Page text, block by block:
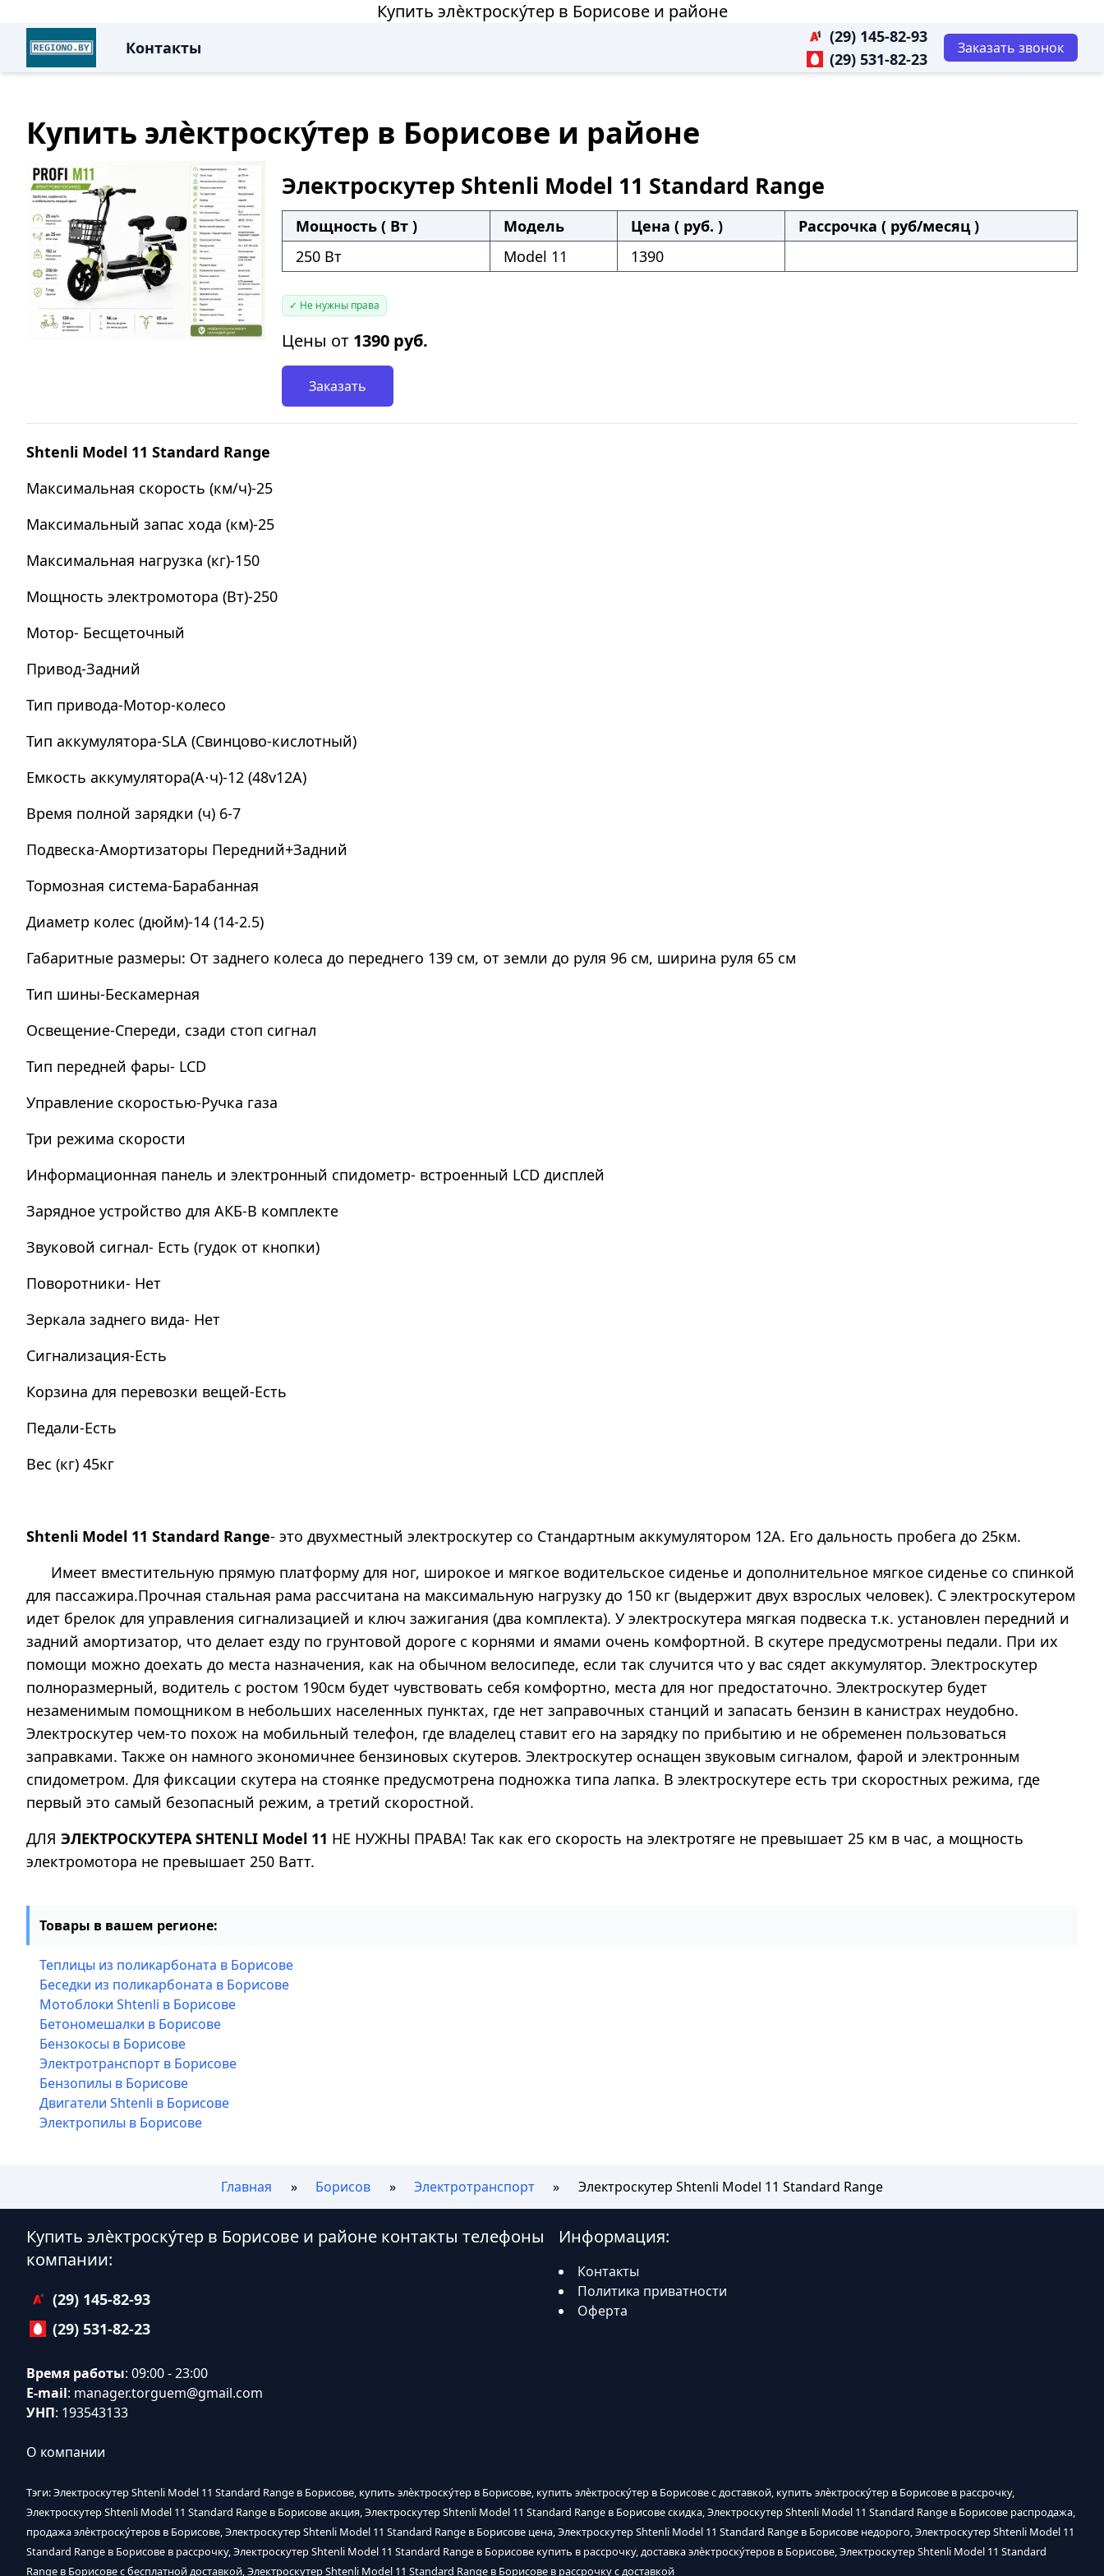
Купить элѐктроску́тер в Борисове и районе
Контакты
(29) 145-82-93
(29) 531-82-23
Заказать звонок
Купить элѐктроску́тер в Борисове и районе
Электроскутер Shtenli Model 11 Standard Range
Мощность ( Вт ) Модель Цена ( руб. )
Рассрочка ( руб/месяц )
250 Вт
Model 11 1390
✓ Не нужны права
Цены от 1390 руб.
Заказать
Shtenli Model 11 Standard Range
Максимальная скорость (км/ч)-25
Максимальный запас хода (км)-25
Максимальная нагрузка (кг)-150
Мощность электромотора (Вт)-250
Мотор- Бесщеточный
Привод-Задний
Тип привода-Мотор-колесо
Тип аккумулятора-SLA (Свинцово-кислотный)
Емкость аккумулятора(А⋅ч)-12 (48v12A)
Время полной зарядки (ч) 6-7
Подвеска-Амортизаторы Передний+Задний
Тормозная система-Барабанная
Диаметр колес (дюйм)-14 (14-2.5)
Габаритные размеры: От заднего колеса до переднего 139 см, от земли до руля 96 см, ширина руля 65 см
Тип шины-Бескамерная
Освещение-Спереди, сзади стоп сигнал
Тип передней фары- LСD
Управление скоростью-Ручка газа
Три режима скорости
Информационная панель и электронный спидометр- встроенный LСD дисплей
Зарядное устройство для АКБ-В комплекте
Звуковой сигнал- Есть (гудок от кнопки)
Поворотники- Нет
Зеркала заднего вида- Нет
Сигнализация-Есть
Корзина для перевозки вещей-Есть
Педали-Есть
Вес (кг) 45кг
Shtenli Model 11 Standard Range- это двухместный электроскутер со Стандартным аккумулятором 12А. Его дальность пробега до 25км.
Имеет вместительную прямую платформу для ног, широкое и мягкое водительское сиденье и дополнительное мягкое сиденье со спинкой
для пассажира.Прочная стальная рама рассчитана на максимальную нагрузку до 150 кг (выдержит двух взрослых человек). С электроскутером
идет брелок для управления сигнализацией и ключ зажигания (два комплекта). У электроскутера мягкая подвеска т.к. установлен передний и
задний амортизатор, что делает езду по грунтовой дороге с корнями и ямами очень комфортной. В скутере предусмотрены педали. При их
помощи можно доехать до места назначения, как на обычном велосипеде, если так случится что у вас сядет аккумулятор. Электроскутер
полноразмерный, водитель с ростом 190см будет чувствовать себя комфортно, места для ног предостаточно. Электроскутер будет
незаменимым помощником в небольших населенных пунктах, где нет заправочных станций и запасать бензин в канистрах неудобно.
Электроскутер чем-то похож на мобильный телефон, где владелец ставит его на зарядку по прибытию и не обременен пользоваться
заправками. Также он намного экономичнее бензиновых скутеров. Электроскутер оснащен звуковым сигналом, фарой и электронным
спидометром. Для фиксации скутера на стоянке предусмотрена подножка типа лапка. В электроскутере есть три скоростных режима, где
первый это самый безопасный режим, а третий скоростной.
ДЛЯ ЭЛЕКТРОСКУТЕРА SHTENLI Model 11 НЕ НУЖНЫ ПРАВА! Так как его скорость на электротяге не превышает 25 км в час, а мощность
электромотора не превышает 250 Ватт.
Товары в вашем регионе:
Теплицы из поликарбоната в Борисове
Беседки из поликарбоната в Борисове
Мотоблоки Shtenli в Борисове
Бетономешалки в Борисове
Бензокосы в Борисове
Электротранспорт в Борисове
Бензопилы в Борисове
Двигатели Shtenli в Борисове
Электропилы в Борисове
Главная Борисов Электротранспорт Электроскутер Shtenli Model 11 Standard Range
Купить элѐктроску́тер в Борисове и районе контакты телефоны
компании:
(29) 145-82-93
(29) 531-82-23
Время работы: 09:00 - 23:00
E-mail: manager.torguem@gmail.com
УНП: 193543133
О компании
Информация:
Контакты
Политика приватности
Оферта
Тэги: Электроскутер Shtenli Model 11 Standard Range в Борисове, купить элѐктроску́тер в Борисове, купить элѐктроску́тер в Борисове с доставкой, купить элѐктроску́тер в Борисове в рассрочку,
Электроскутер Shtenli Model 11 Standard Range в Борисове акция, Электроскутер Shtenli Model 11 Standard Range в Борисове скидка, Электроскутер Shtenli Model 11 Standard Range в Борисове распродажа,
продажа элѐктроску́теров в Борисове, Электроскутер Shtenli Model 11 Standard Range в Борисове цена, Электроскутер Shtenli Model 11 Standard Range в Борисове недорого, Электроскутер Shtenli Model 11
Standard Range в Борисове в рассрочку, Электроскутер Shtenli Model 11 Standard Range в Борисове купить в рассрочку, доставка элѐктроску́теров в Борисове, Электроскутер Shtenli Model 11 Standard
Range в Борисове с бесплатной доставкой, Электроскутер Shtenli Model 11 Standard Range в Борисове в рассрочку с доставкой